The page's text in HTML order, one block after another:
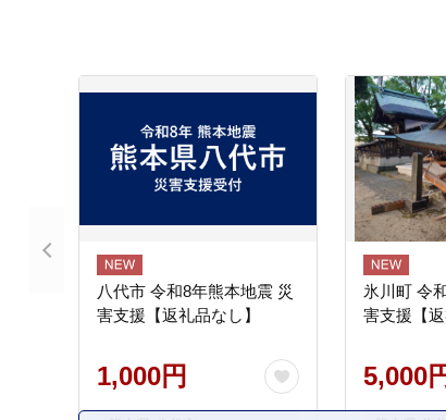
八代市 令和8年熊本地震 災
害支援【返礼品なし】
1,000円
氷川町 令
害支援【返
5,000